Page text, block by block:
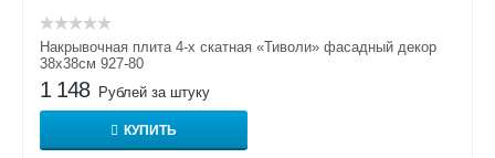
Накрывочная плита 4-х скатная «Тиволи» фасадный декор
38х38см 927-80
1 148 Рублей за штуку
КУПИТЬ